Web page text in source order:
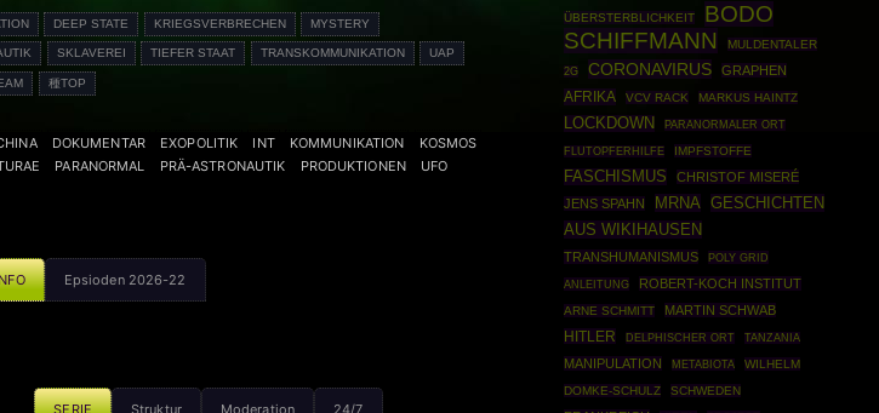
DEEP STATE KRIEGSVERBRECHEN MYSTERY
SKLAVEREI TIEFER STAAT TRANSKOMMUNIKATION UAP
種TOP
DOKUMENTAR EXOPOLITIK INT KOMMUNIKATION
KOSMOS
PARANORMAL PRÄ-ASTRONAUTIK PRODUKTIONEN
UFO
Epsioden 2026-22
SERIE Struktur Moderation 24/7
ÜBERSTERBLICHKEIT
BODO
SCHIFFMANN
MULDENTALER
2G CORONAVIRUS GRAPHEN
AFRIKA VCV RACK MARKUS HAINTZ
LOCKDOWN PARANORMALER ORT
FLUTOPFERHILFE IMPFSTOFFE
FASCHISMUS
CHRISTOF MISERÉ
JENS SPAHN
MRNA GESCHICHTEN
AUS WIKIHAUSEN
TRANSHUMANISMUS
POLY GRID
ANLEITUNG
ROBERT-KOCH INSTITUT
ARNE SCHMITT MARTIN SCHWAB
HITLER DELPHISCHER ORT TANZANIA
MANIPULATION METABIOTA
WILHELM
DOMKE-SCHULZ
SCHWEDEN